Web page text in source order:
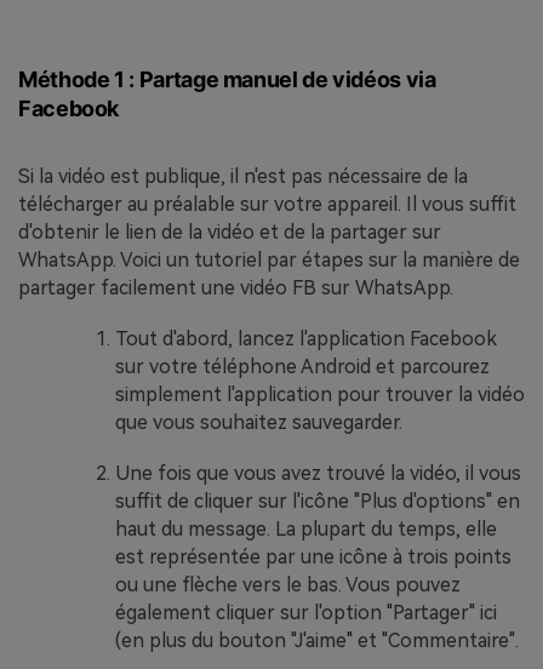
Méthode 1 : Partage manuel de vidéos via
Facebook
Si la vidéo est publique, il n'est pas nécessaire de la
télécharger au préalable sur votre appareil. Il vous suffit
d'obtenir le lien de la vidéo et de la partager sur
WhatsApp. Voici un tutoriel par étapes sur la manière de
partager facilement une vidéo FB sur WhatsApp.
Tout d'abord, lancez l'application Facebook
sur votre téléphone Android et parcourez
simplement l'application pour trouver la vidéo
que vous souhaitez sauvegarder.
Une fois que vous avez trouvé la vidéo, il vous
suffit de cliquer sur l'icône "Plus d'options" en
haut du message. La plupart du temps, elle
est représentée par une icône à trois points
ou une flèche vers le bas. Vous pouvez
également cliquer sur l'option "Partager" ici
(en plus du bouton "J'aime" et "Commentaire".